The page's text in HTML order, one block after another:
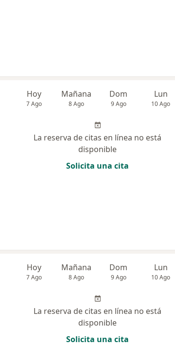
Hoy
7 Ago
Mañana
8 Ago
Dom
9 Ago
Lun
10 Ago
La reserva de citas en línea no está
disponible
Solicita una cita
Hoy
7 Ago
Mañana
8 Ago
Dom
9 Ago
Lun
10 Ago
La reserva de citas en línea no está
disponible
Solicita una cita